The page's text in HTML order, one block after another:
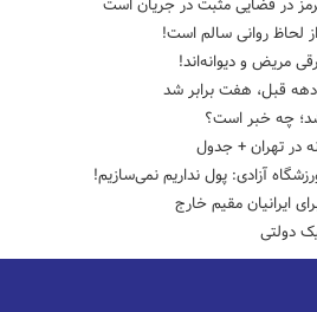
در فضایی مثبت در جریان است
لحاظ روانی سالم است!
مریض و دیوانه‌اند!
قبل، هفت برابر شد
چه خبر است؟
در تهران + جدول
آزادی: پول نداریم نمی‌سازیم!
ایرانیان مقیم خارج
دولتی